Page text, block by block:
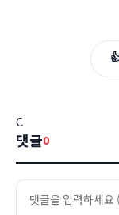
C
댓글0